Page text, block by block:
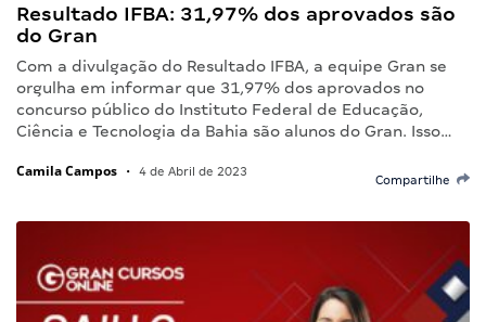
Resultado IFBA: 31,97% dos aprovados são
do Gran
Com a divulgação do Resultado IFBA, a equipe Gran se
orgulha em informar que 31,97% dos aprovados no
concurso público do Instituto Federal de Educação,
Ciência e Tecnologia da Bahia são alunos do Gran. Isso…
Camila Campos • 4 de Abril de 2023
Compartilhe